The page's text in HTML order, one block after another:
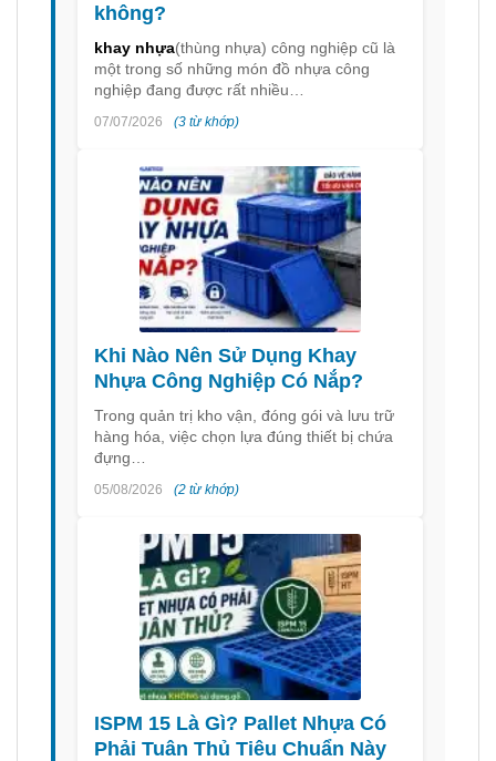
không?
khay nhựa(thùng nhựa) công nghiệp cũ là
một trong số những món đồ nhựa công
nghiệp đang được rất nhiều…
07/07/2026 (3 từ khớp)
Khi Nào Nên Sử Dụng Khay
Nhựa Công Nghiệp Có Nắp?
Trong quản trị kho vận, đóng gói và lưu trữ
hàng hóa, việc chọn lựa đúng thiết bị chứa
đựng…
05/08/2026 (2 từ khớp)
ISPM 15 Là Gì? Pallet Nhựa Có
Phải Tuân Thủ Tiêu Chuẩn Này